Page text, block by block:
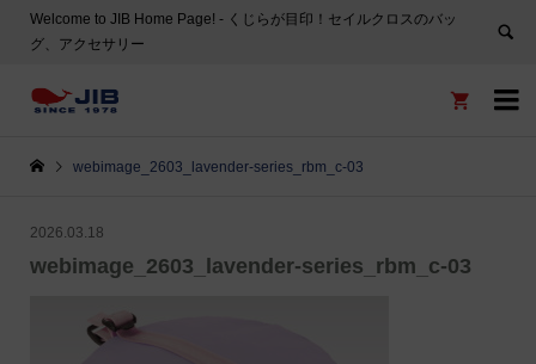
Welcome to JIB Home Page! ‐ くじらが目印！セイルクロスのバッ
グ、アクセサリー


webimage_2603_lavender-series_rbm_c-03
2026.03.18
webimage_2603_lavender-series_rbm_c-03